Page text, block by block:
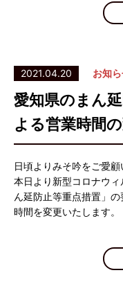
2021.04.20 お知
愛知県のまん
よる営業時間
日頃よりみそ吟をご愛
本日より新型コロナウ
ん延防止等重点措置」
時間を変更いたします